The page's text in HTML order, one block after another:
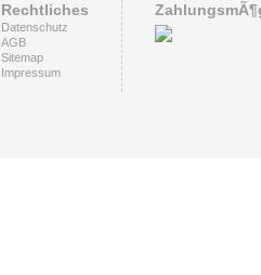
Rechtliches
Datenschutz
AGB
Sitemap
Impressum